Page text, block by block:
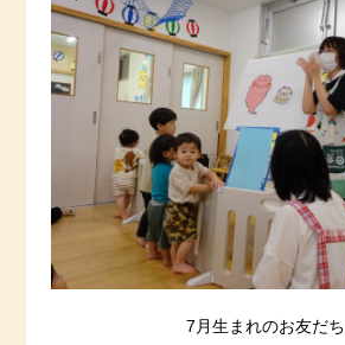
7月生まれのお友だち